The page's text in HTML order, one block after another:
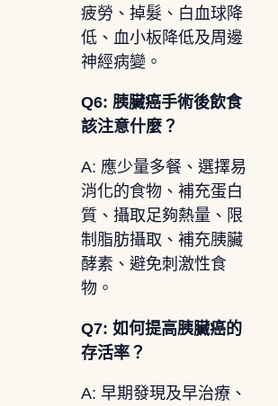
疲勞、掉髮、白血球降
低、血小板降低及周邊
神經病變。
Q6: 胰臟癌手術後飲食
該注意什麼？
A: 應少量多餐、選擇易
消化的食物、補充蛋白
質、攝取足夠熱量、限
制脂肪攝取、補充胰臟
酵素、避免刺激性食
物。
Q7: 如何提高胰臟癌的
存活率？
A: 早期發現及早治療、